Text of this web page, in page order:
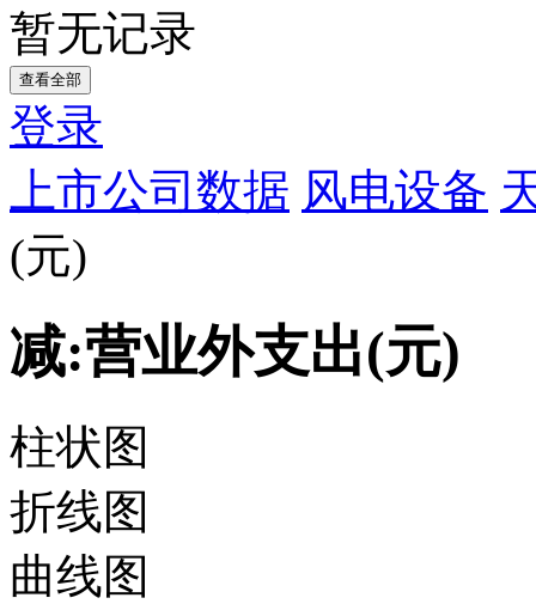
暂无记录
查看全部
登录
上市公司数据 风电设备
(元)
减:营业外支出(元)
柱状图
折线图
曲线图